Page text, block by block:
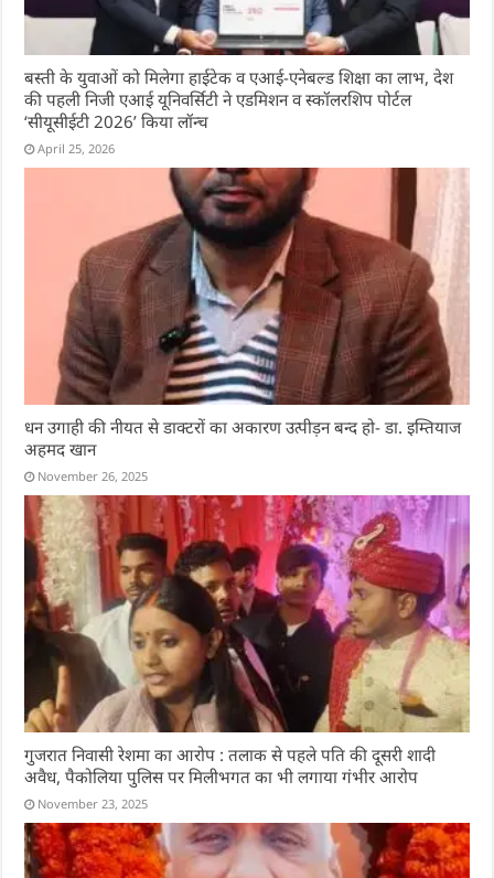
बस्ती के युवाओं को मिलेगा हाईटेक व एआई-एनेबल्ड शिक्षा का लाभ, देश
की पहली निजी एआई यूनिवर्सिटी ने एडमिशन व स्कॉलरशिप पोर्टल
‘सीयूसीईटी 2026’ किया लॉन्च
April 25, 2026
धन उगाही की नीयत से डाक्टरों का अकारण उत्पीड़न बन्द हो- डा. इम्तियाज
अहमद खान
November 26, 2025
गुजरात निवासी रेशमा का आरोप : तलाक से पहले पति की दूसरी शादी
अवैध, पैकोलिया पुलिस पर मिलीभगत का भी लगाया गंभीर आरोप
November 23, 2025